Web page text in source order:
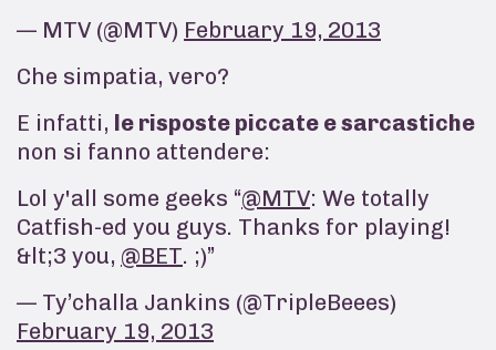
— MTV (@MTV) February 19, 2013
Che simpatia, vero?
E infatti, le risposte piccate e sarcastiche
non si fanno attendere:
Lol y'all some geeks “@MTV: We totally
Catfish-ed you guys. Thanks for playing!
&lt;3 you, @BET. ;)”
— Ty’challa Jankins (@TripleBeees)
February 19, 2013